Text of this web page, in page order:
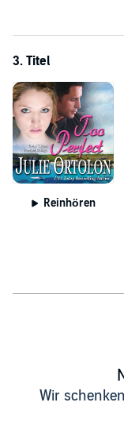
3. Titel
Reinhören
Wir